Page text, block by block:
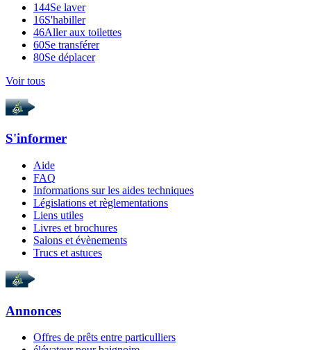
144Se laver
16S'habiller
46Aller aux toilettes
60Se transférer
80Se déplacer
Voir tous
S'informer
Aide
FAQ
Informations sur les aides techniques
Législations et règlementations
Liens utiles
Livres et brochures
Salons et évènements
Trucs et astuces
Annonces
Offres de prêts entre particulliers